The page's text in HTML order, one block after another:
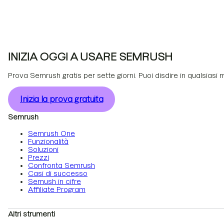
INIZIA OGGI A USARE SEMRUSH
Prova Semrush gratis per sette giorni. Puoi disdire in qualsiasi
Inizia la prova gratuita
Semrush
Semrush One
Funzionalità
Soluzioni
Prezzi
Confronta Semrush
Casi di successo
Semush in cifre
Affiliate Program
Altri strumenti